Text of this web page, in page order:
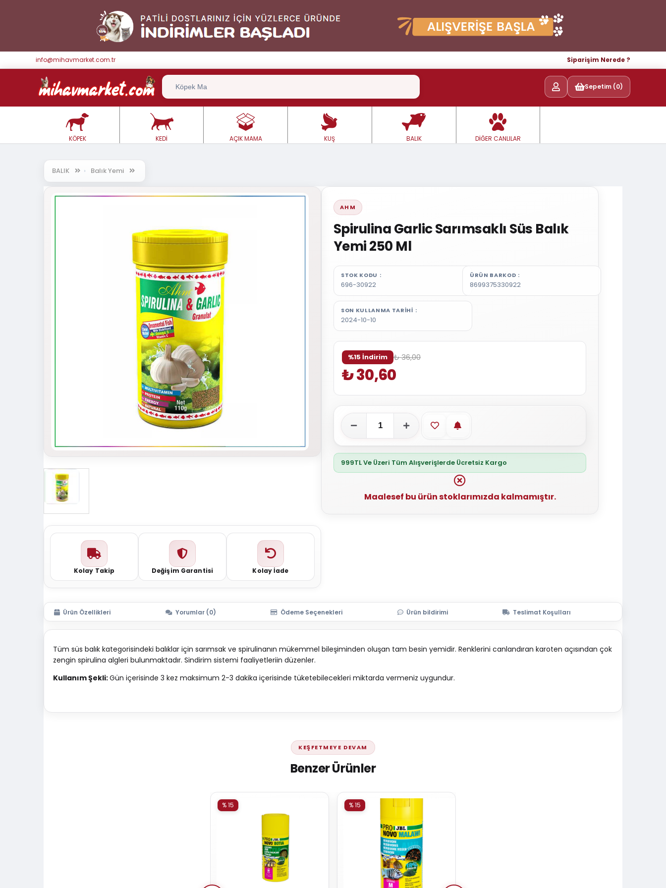
info@mihavmarket.com.tr Siparişim Nerede ?
Sepetim (0)
KÖPEK KEDİ AÇIK MAMA KUŞ BALIK DİĞER CANLILAR
BALIK Balık Yemi
Kolay Takip Değişim Garantisi Kolay İade
AHM
Spirulina Garlic Sarımsaklı Süs Balık
Yemi 250 Ml
STOK KODU
696-30922
ÜRÜN BARKOD
8699375330922
SON KULLANMA TARIHI
2024-10-10
%15 İndirim ₺ 36,00
₺ 30,60
Favorilere ekle
Stoğa gelince haber ver
999TL Ve Üzeri Tüm Alışverişlerde Ücretsiz Kargo
Maalesef bu ürün stoklarımızda kalmamıştır.
Ürün Özellikleri Yorumlar (0) Ödeme Seçenekleri Ürün bildirimi Teslimat Koşulları
Tüm süs balık kategorisindeki balıklar için sarımsak ve spirulinanın mükemmel bileşiminden oluşan tam besin yemidir. Renklerini canlandıran karoten açısından çok
zengin spirulina algleri bulunmaktadır. Sindirim sistemi faaliyetleriin düzenler.
Kullanım Şekli:Gün içerisinde 3 kez maksimum 2-3 dakika içerisinde tüketebilecekleri miktarda vermeniz uygundur.
KEŞFETMEYE DEVAM
Benzer Ürünler
% 15 % 15